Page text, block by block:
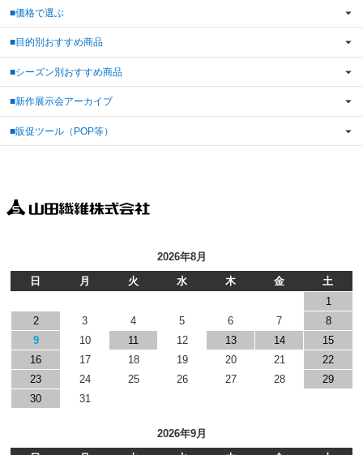
■価格で選ぶ
■目的別おすすめ商品
■シーズン別おすすめ商品
■新作展示会アーカイブ
■販促ツール（POP等）
2026年8月
日
月 火 水 木 金
土
1
2
3 4 5 6 7
8
9
10 11 12 13 14
15
16
17 18 19 20 21
22
23
24 25 26 27 28
29
30
31
2026年9月